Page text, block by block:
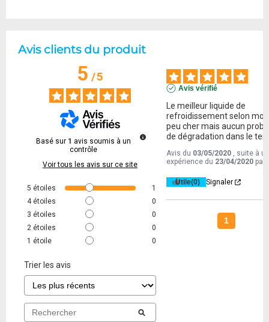
Avis clients du produit
5/5
Basé sur 1 avis soumis à un
contrôle
Voir tous les avis sur ce site
5 étoiles
1
4 étoiles
0
3 étoiles
0
2 étoiles
0
1 étoile 0
Trier les avis
Avis vérifié
Le meilleur liquide de
refroidissement selon moi.
peu cher mais aucun
de dégradation dans le
Avis du 03/05/2020 , suite à
expérience du 23/04/2020 par
Utile(0) Signaler
1